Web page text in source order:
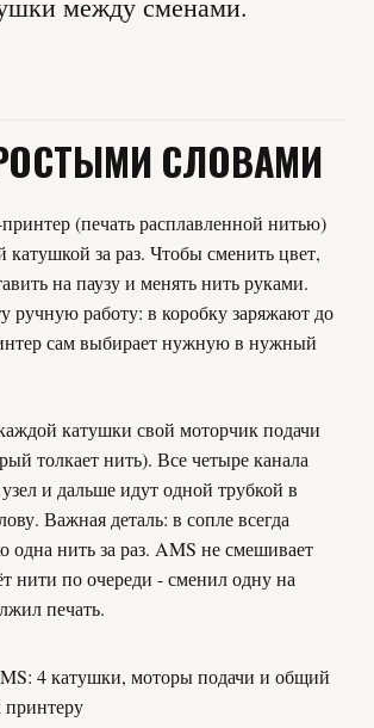
СЛОВАМИ
(печать расплавленной нитью)
катушкой за раз. Чтобы сменить цвет,
на паузу и менять нить руками.
ручную работу: в коробку заряжают до
сам выбирает нужную в нужный
катушки свой моторчик подачи
толкает нить). Все четыре канала
и дальше идут одной трубкой в
Важная деталь: в сопле всегда
одна нить за раз. AMS не смешивает
нити по очереди - сменил одну на
печать.